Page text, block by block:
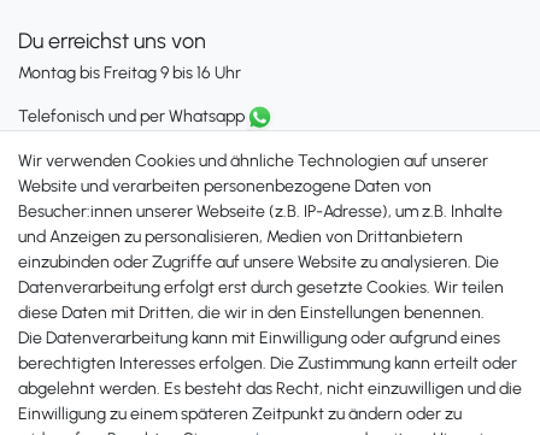
Du erreichst uns von
Montag bis Freitag 9 bis 16 Uhr
Telefonisch und per Whatsapp
+49 561 287 907 84
Zahlungsmöglichkeiten
Wir verwenden Cookies und ähnliche Technologien auf unserer
Website und verarbeiten personenbezogene Daten von
Besucher:innen unserer Webseite (z.B. IP-Adresse), um z.B. Inhalte
und Anzeigen zu personalisieren, Medien von Drittanbietern
einzubinden oder Zugriffe auf unsere Website zu analysieren. Die
Datenverarbeitung erfolgt erst durch gesetzte Cookies. Wir teilen
diese Daten mit Dritten, die wir in den Einstellungen benennen.
Die Datenverarbeitung kann mit Einwilligung oder aufgrund eines
berechtigten Interesses erfolgen. Die Zustimmung kann erteilt oder
abgelehnt werden. Es besteht das Recht, nicht einzuwilligen und die
Einwilligung zu einem späteren Zeitpunkt zu ändern oder zu